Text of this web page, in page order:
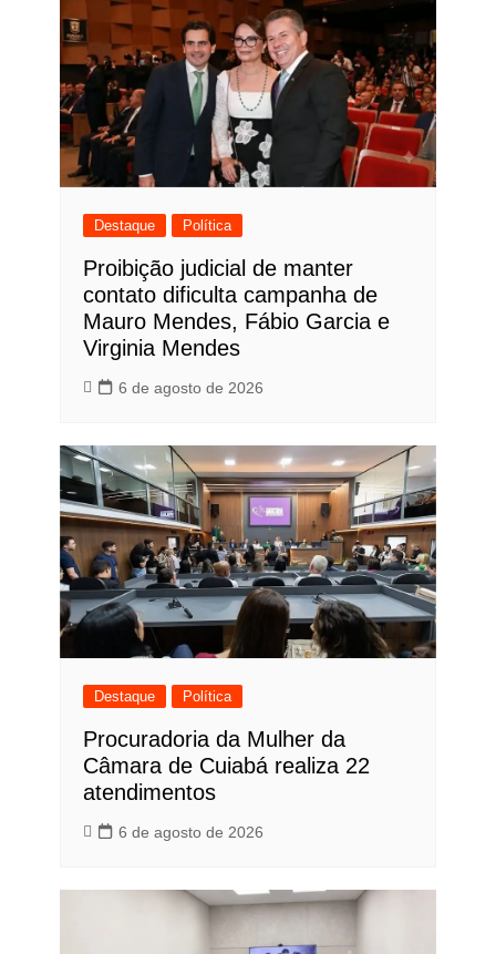
Destaque Política
Proibição judicial de manter
contato dificulta campanha de
Mauro Mendes, Fábio Garcia e
Virginia Mendes
6 de agosto de 2026
Destaque Política
Procuradoria da Mulher da
Câmara de Cuiabá realiza 22
atendimentos
6 de agosto de 2026